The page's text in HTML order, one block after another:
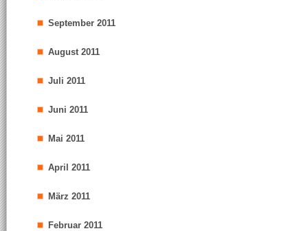
September 2011
August 2011
Juli 2011
Juni 2011
Mai 2011
April 2011
März 2011
Februar 2011